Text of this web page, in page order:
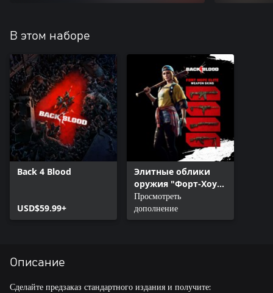
В этом наборе
Back 4 Blood
USD$59.99+
Элитные облики
оружия "Форт-Хоуп"
для Back 4 Blood
Просмотреть
дополнение
Описание
Сделайте предзаказ стандартного издания и получите: